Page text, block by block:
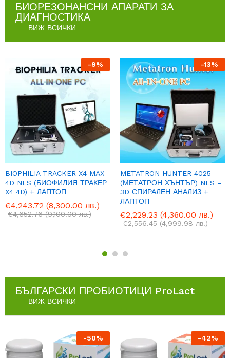
БИОРЕЗОНАНСНИ АПАРАТИ ЗА
ДИАГНОСТИКА
ВИЖ ВСИЧКИ
-9%
BIOPHILIA TRACKER X4 MAX
4D NLS (БИОФИЛИЯ ТРАКЕР
X4 4D) + ЛАПТОП
€4,243.72 (8,300.00 лв.)
€4,652.76 (9,100.00 лв.)
-13%
METATRON HUNTER 4025
(МЕТАТРОН ХЪНТЪР) NLS –
3D СПИРАЛЕН АНАЛИЗ +
ЛАПТОП
€2,229.23 (4,360.00 лв.)
€2,556.45 (4,999.98 лв.)
БЪЛГАРСКИ ПРОБИОТИЦИ ProLact
ВИЖ ВСИЧКИ
-50% -42%